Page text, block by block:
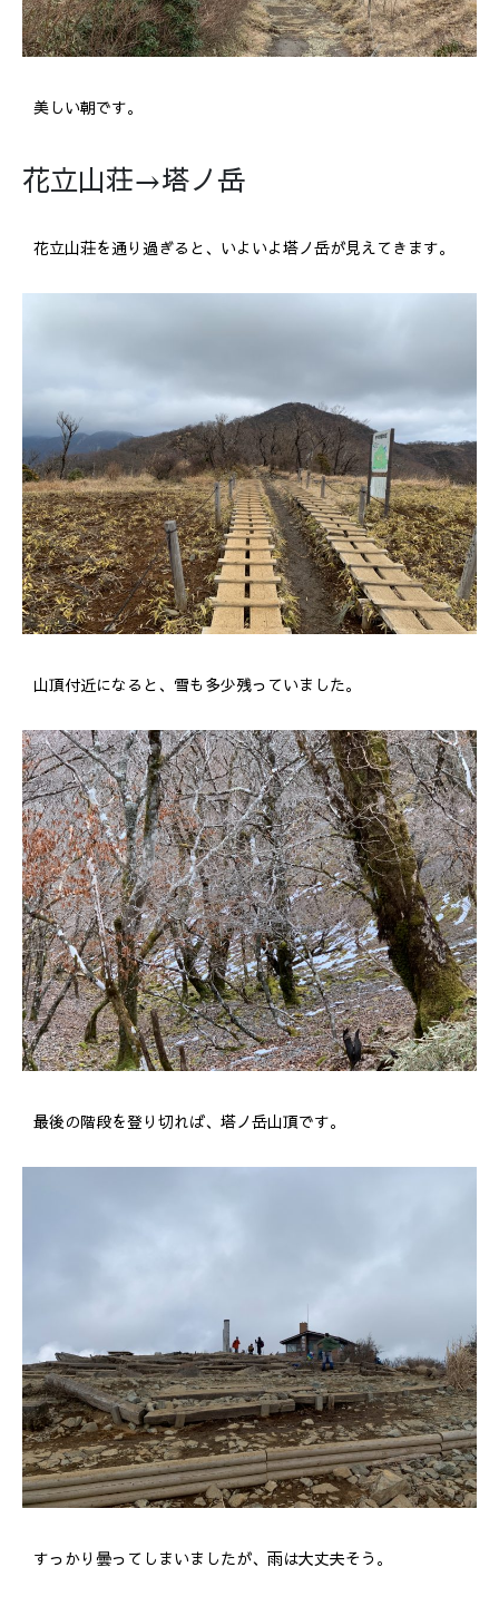
美しい朝です。
花立山荘→塔ノ岳
花立山荘を通り過ぎると、いよいよ塔ノ岳が見えてきます。
山頂付近になると、雪も多少残っていました。
最後の階段を登り切れば、塔ノ岳山頂です。
すっかり曇ってしまいましたが、雨は大丈夫そう。